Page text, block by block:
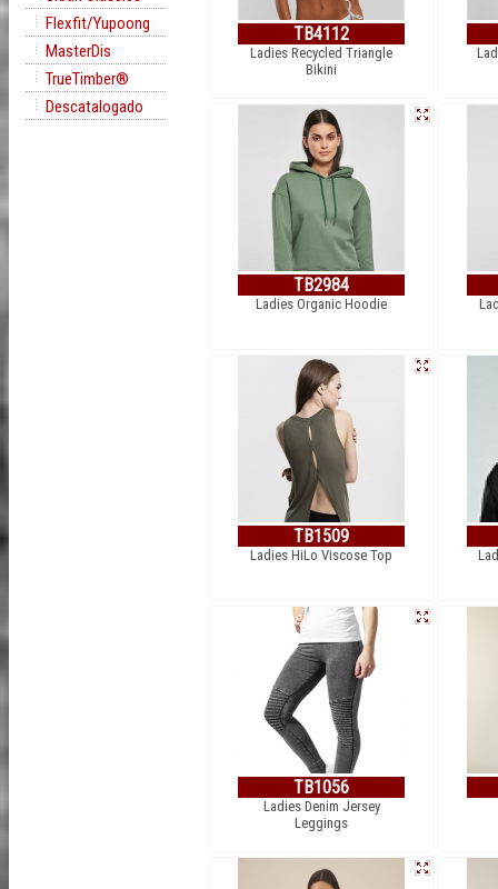
Flexfit/Yupoong
MasterDis
TrueTimber®
Descatalogado
TB4112
Ladies Recycled Triangle
Bikini
TB2984
Ladies Organic Hoodie
TB1509
Ladies HiLo Viscose Top
TB1056
Ladies Denim Jersey
Leggings